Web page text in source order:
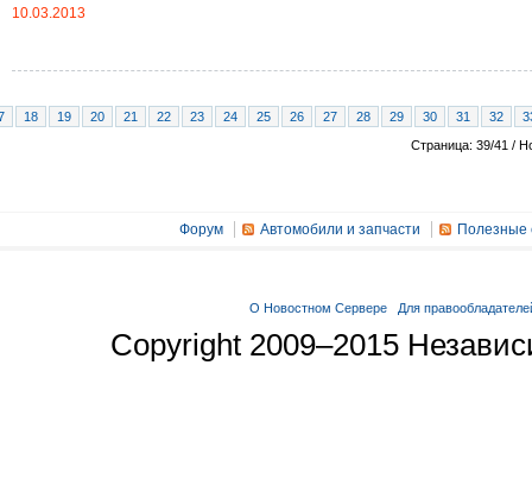
10.03.2013
18 19 20 21 22 23 24 25 26 27 28 29 30 31 32
Страница: 39/41 /
Форум Автомобили и запчасти Полезные
О Новостном Сервере Для
Copyright 2009–2015